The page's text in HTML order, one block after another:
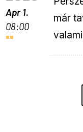
Apr 1.
08:00
már